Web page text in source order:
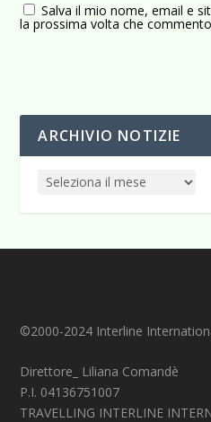
Salva il mio nome, email e
la prossima volta che
ARCHIVIO NOTIZIE
©2000-2024 Interline
Direttore_ Liliana Comandè
P.I. 04136751007
TRAVELLING INTERLINE